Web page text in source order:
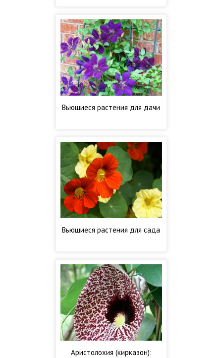
Вьющиеся растения для дачи
Вьющиеся растения для сада
Аристолохия (кирказон):